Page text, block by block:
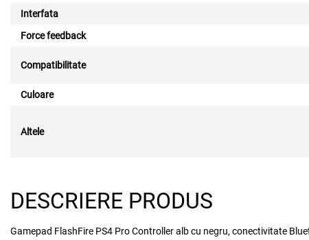
Interfata
Force feedback
Compatibilitate
Culoare
Altele
DESCRIERE PRODUS
Gamepad FlashFire PS4 Pro Controller alb cu negru, conectivitate